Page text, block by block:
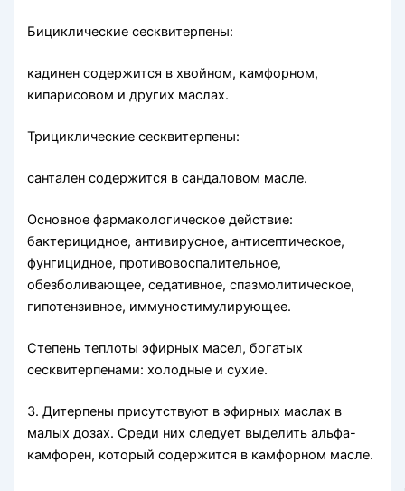
Бициклические сесквитерпены:
кадинен содержится в хвойном, камфорном,
кипарисовом и других маслах.
Трициклические сесквитерпены:
сантален содержится в сандаловом масле.
Основное фармакологическое действие:
бактерицидное, ан­тивирусное, антисептическое,
фунгицидное, противовоспали­тельное,
обезболивающее, седативное, спазмолитическое,
гипо­тензивное, иммуностимулирующее.
Степень теплоты эфирных масел, богатых
сесквитерпенами: холодные и сухие.
3. Дитерпены присутствуют в эфирных маслах в
малых до­зах. Среди них следует выделить альфа-
камфорен, который со­держится в камфорном масле.